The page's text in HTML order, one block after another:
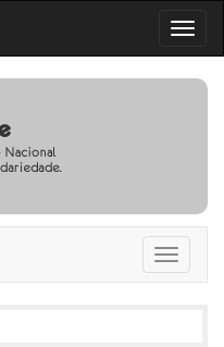
Toggle